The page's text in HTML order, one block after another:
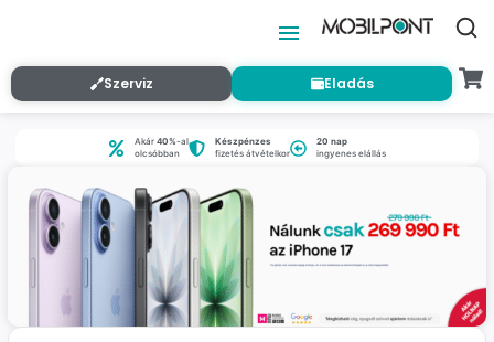
Szerviz Eladás
Akár40%-al
olcsóbban
Készpénzes
fizetés átvételkor
20 nap
ingyenes elállás